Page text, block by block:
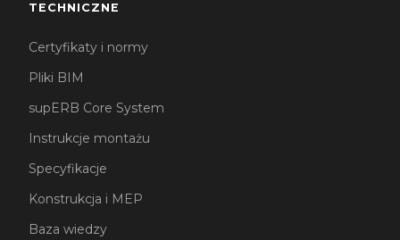
TECHNICZNE
Certyfikaty i normy
Pliki BIM
supERB Core System
Instrukcje montażu
Specyfikacje
Konstrukcja i MEP
Baza wiedzy